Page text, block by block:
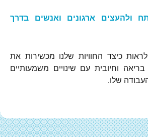
ולהעצים ארגונים ואנשים בדרך
כיצד החוויות שלנו מכשירות את
וחיובית עם שינויים משמעותיים
שלו.